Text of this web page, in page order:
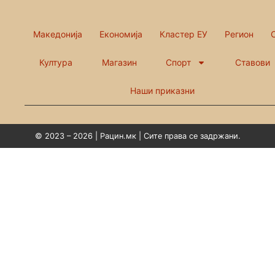
Македонија Економија Кластер ЕУ Регион
Култура Магазин Спорт Ставови
Наши приказни
© 2023 – 2026 | Рацин.мк | Сите права се задржани.